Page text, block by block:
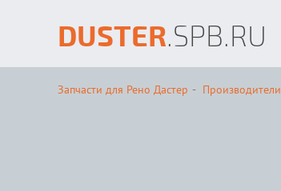
DUSTER.SPB.RU
Запчасти для Рено Дастер Производители